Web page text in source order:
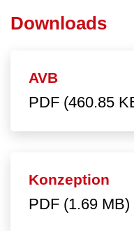
Downloads
AVB
PDF (460.85
Konzeption
PDF (1.69 MB)